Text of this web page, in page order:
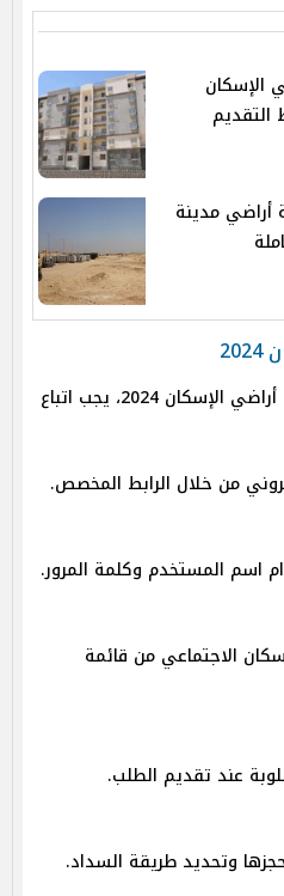
الإسكان
(رابط التقديم
أراضي مدينة
لحجز قطعة أرض ضمن مشروع أراضي الإسكان 2024، يجب اتباع
الاجتماعي من قائمة